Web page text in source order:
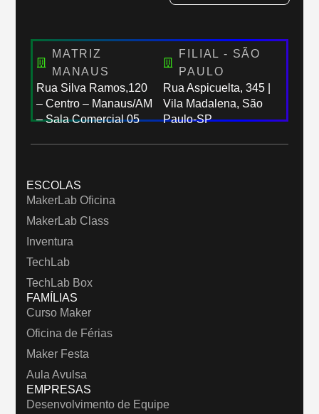
MATRIZ
MANAUS
Rua Silva Ramos,120
– Centro – Manaus/AM
– Sala Comercial 05
FILIAL - SÃO
PAULO
Rua Aspicuelta, 345 |
Vila Madalena, São
Paulo-SP
ESCOLAS
MakerLab Oficina
MakerLab Class
Inventura
TechLab
TechLab Box
FAMÍLIAS
Curso Maker
Oficina de Férias
Maker Festa
Aula Avulsa
EMPRESAS
Desenvolvimento de Equipe